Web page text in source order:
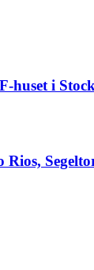
huset i